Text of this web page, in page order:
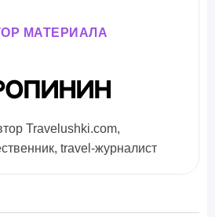
МАТЕРИАЛА
Travelushki.com,
travel-журналист